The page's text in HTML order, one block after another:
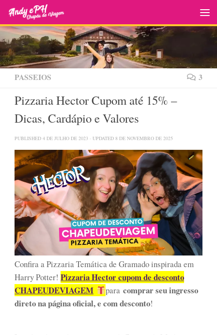
Skip to content
PASSEIOS 3
Pizzaria Hector Cupom até 15% –
Dicas, Cardápio e Valores
PUBLISHED 4 DE JULHO DE 2023 · UPDATED 8 DE NOVEMBRO DE 2025
Confira a Pizzaria Temática de Gramado inspirada em
Harry Potter! Pizzaria Hector cupom de desconto
CHAPEUDEVIAGEM
paracomprar seu ingresso
direto na página oficial, e com desconto!